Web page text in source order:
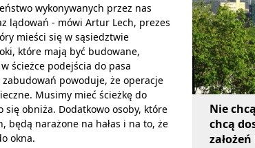
Nie
chcą
wykonywanych przez nas
lądowań - mówi Artur Lech, prezes
mieści się w sąsiedztwie
które mają być budowane,
ścieżce podejścia do pasa
powoduje, że operacje
Musimy mieć ścieżkę do
obniża. Dodatkowo osoby, które
będą narażone na hałas i na to, że
okna.